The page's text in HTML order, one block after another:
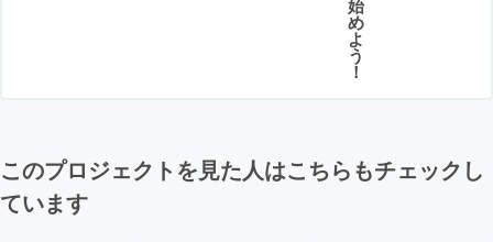
始
め
よ
う
！
このプロジェクトを見た人はこちらもチェックし
ています